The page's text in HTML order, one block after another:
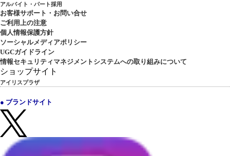
アルバイト・パート採用
お客様サポート・お問い合せ
ご利用上の注意
個人情報保護方針
ソーシャルメディアポリシー
UGCガイドライン
情報セキュリティマネジメントシステムへの取り組みについて
ショップサイト
アイリスプラザ
● ブランドサイト